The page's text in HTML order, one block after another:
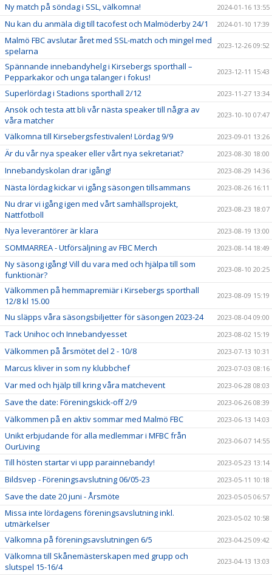
Ny match på söndag i SSL, välkomna! 2024-01-16 13:55
Nu kan du anmäla dig till tacofest och Malmöderby 24/1 2024-01-10 17:39
Malmö FBC avslutar året med SSL-match och mingel med
spelarna
2023-12-26 09:52
Spännande innebandyhelg i Kirsebergs sporthall –
Pepparkakor och unga talanger i fokus!
2023-12-11 15:43
Superlördag i Stadions sporthall 2/12 2023-11-27 13:34
Ansök och testa att bli vår nästa speaker till några av
våra matcher
2023-10-10 07:47
Välkomna till Kirsebergsfestivalen! Lördag 9/9 2023-09-01 13:26
Är du vår nya speaker eller vårt nya sekretariat? 2023-08-30 18:00
Innebandyskolan drar igång! 2023-08-29 14:36
Nästa lördag kickar vi igång säsongen tillsammans 2023-08-26 16:11
Nu drar vi igång igen med vårt samhällsprojekt,
Nattfotboll
2023-08-23 18:07
Nya leverantörer är klara 2023-08-19 13:00
SOMMARREA - Utförsäljning av FBC Merch 2023-08-14 18:49
Ny säsong igång! Vill du vara med och hjälpa till som
funktionär?
2023-08-10 20:25
Välkommen på hemmapremiär i Kirsebergs sporthall
12/8 kl 15.00
2023-08-09 15:19
Nu släpps våra säsongsbiljetter för säsongen 2023-24 2023-08-04 09:00
Tack Unihoc och Innebandyesset 2023-08-02 15:19
Välkommen på årsmötet del 2 - 10/8 2023-07-13 10:31
Marcus kliver in som ny klubbchef 2023-07-03 08:16
Var med och hjälp till kring våra matchevent 2023-06-28 08:03
Save the date: Föreningskick-off 2/9 2023-06-26 08:39
Välkommen på en aktiv sommar med Malmö FBC 2023-06-13 14:03
Unikt erbjudande för alla medlemmar i MFBC från
OurLiving
2023-06-07 14:55
Till hösten startar vi upp parainnebandy! 2023-05-23 13:14
Bildsvep - Föreningsavslutning 06/05-23 2023-05-11 10:18
Save the date 20 juni - Årsmöte 2023-05-05 06:57
Missa inte lördagens föreningsavslutning inkl.
utmärkelser
2023-05-02 10:58
Välkomna på föreningsavslutningen 6/5 2023-04-25 09:42
Välkomna till Skånemästerskapen med grupp och
slutspel 15-16/4
2023-04-13 13:03